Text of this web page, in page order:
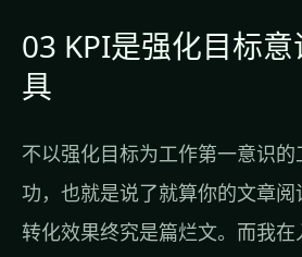
03 KPI是强化目标
具
不以强化目标为工作第一意识
功，也就是说了就算你的文章
转化效果终究是篇烂文。而我